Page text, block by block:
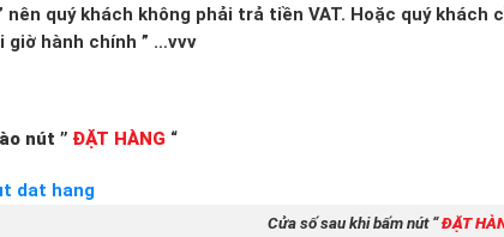
nên quý khách không phải trả tiền VAT. Hoặc quý khách
giờ hành chính ” …vvv
nút ”ĐẶT HÀNG “
Cửa số sau khi bấm nút “ĐẶT